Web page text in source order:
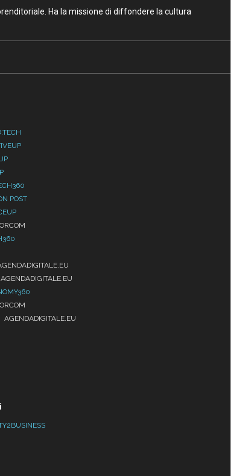
Ha la missione di diffondere la cultura
POST
AGENDADIGITALE.EU
AGENDADIGITALE.EU